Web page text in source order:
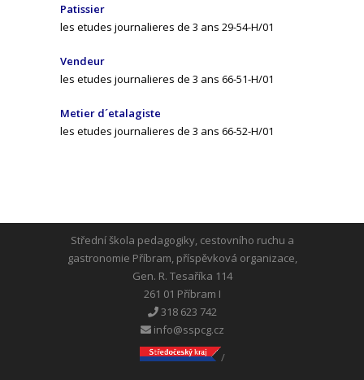
Patissier
les etudes journalieres de 3 ans 29-54-H/01
Vendeur
les etudes journalieres de 3 ans 66-51-H/01
Metier d´etalagiste
les etudes journalieres de 3 ans 66-52-H/01
Střední škola pedagogiky, cestovního ruchu a
gastronomie Příbram, příspěvková organizace,
Gen. R. Tesaříka 114
261 01 Příbram I
318 623 742
info@sspcg.cz
/